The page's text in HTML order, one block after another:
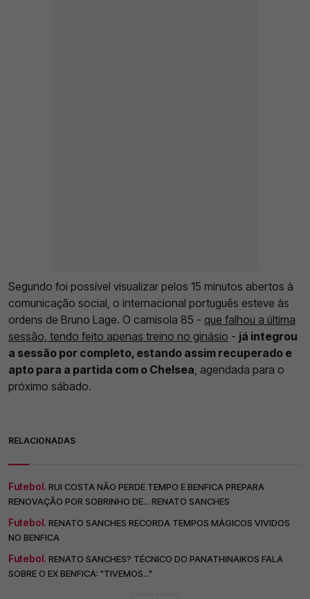
Segundo foi possível visualizar pelos 15 minutos abertos à
comunicação social, o internacional português esteve às
ordens de Bruno Lage. O camisola 85 - que falhou a última
sessão, tendo feito apenas treino no ginásio - já integrou
a sessão por completo, estando assim recuperado e
apto para a partida com o Chelsea, agendada para o
próximo sábado.
RELACIONADAS
Futebol. RUI COSTA NÃO PERDE TEMPO E BENFICA PREPARA
RENOVAÇÃO POR SOBRINHO DE... RENATO SANCHES
Futebol. RENATO SANCHES RECORDA TEMPOS MÁGICOS VIVIDOS
NO BENFICA
Futebol. RENATO SANCHES? TÉCNICO DO PANATHINAIKOS FALA
SOBRE O EX BENFICA: "TIVEMOS..."